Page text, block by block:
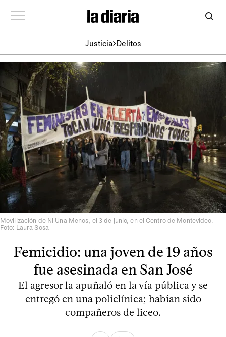
Justicia Delitos
Movilización de Ni Una Menos, el 3 de junio, en el Centro de Montevideo.
Foto: Laura Sosa
Femicidio: una joven de 19 años
fue asesinada en San José
El agresor la apuñaló en la vía pública y se
entregó en una policlínica; habían sido
compañeros de liceo.